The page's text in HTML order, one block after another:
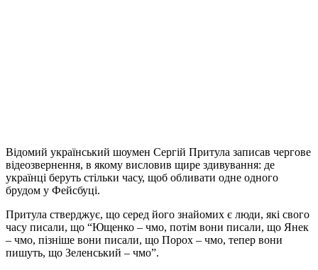
Відомий український шоумен Сергій Притула записав чергове
відеозвернення, в якому висловив щире здивування: де
українці беруть стільки часу, щоб обливати одне одного
брудом у Фейсбуці.
Притула стверджує, що серед його знайомих є люди, які свого
часу писали, що “Ющенко – чмо, потім вони писали, що Янек
– чмо, пізніше вони писали, що Порох – чмо, тепер вони
пишуть, що Зеленський – чмо”.